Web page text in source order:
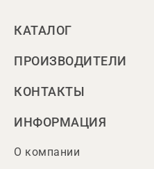
КАТАЛОГ
ПРОИЗВОДИТЕЛИ
КОНТАКТЫ
ИНФОРМАЦИЯ
О компании